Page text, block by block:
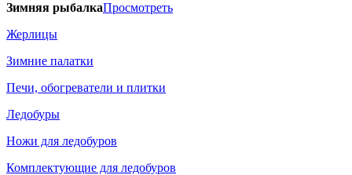
Зимняя рыбалкаПросмотреть
Жерлицы
Зимние палатки
Печи, обогреватели и плитки
Ледобуры
Ножи для ледобуров
Комплектующие для ледобуров